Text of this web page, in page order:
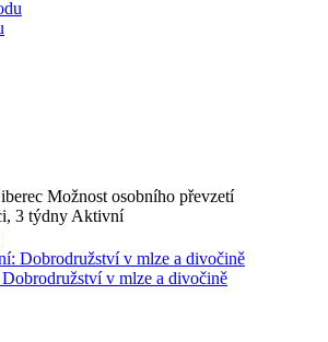
Možnost osobního převzetí
3 týdny Aktivní
v mlze a divočině